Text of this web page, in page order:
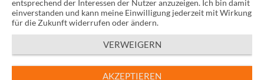
entsprechend der Interessen der Nutzer anzuzeigen. Ich bin damit
einverstanden und kann meine Einwilligung jederzeit mit Wirkung
für die Zukunft widerrufen oder ändern.
VERWEIGERN
AKZEPTIEREN